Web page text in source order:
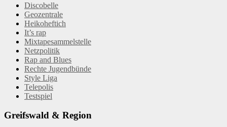
Discobelle
Geozentrale
Heikoheftich
It’s rap
Mixtapesammelstelle
Netzpolitik
Rap and Blues
Rechte Jugendbünde
Style Liga
Telepolis
Testspiel
Greifswald & Region